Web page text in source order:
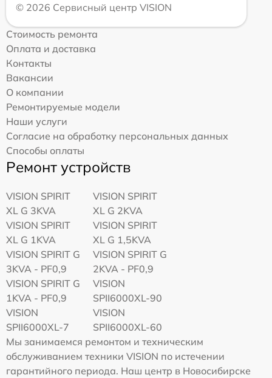
© 2026 Сервисный центр VISION
Стоимость ремонта
Оплата и доставка
Контакты
Вакансии
О компании
Ремонтируемые модели
Наши услуги
Согласие на обработку персональных данных
Способы оплаты
Ремонт устройств
VISION SPIRIT
XL G 3KVA
VISION SPIRIT
XL G 2KVA
VISION SPIRIT
XL G 1KVA
VISION SPIRIT
XL G 1,5KVA
VISION SPIRIT G
3KVA - PF0,9
VISION SPIRIT G
2KVA - PF0,9
VISION SPIRIT G
1KVA - PF0,9
VISION
SPII6000XL-90
VISION
SPII6000XL-7
VISION
SPII6000XL-60
Мы занимаемся ремонтом и техническим
обслуживанием техники VISION по истечении
гарантийного периода. Наш центр в Новосибирске